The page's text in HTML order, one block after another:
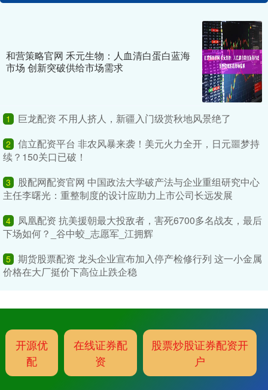
和营策略官网 禾元生物：人血清白蛋白蓝海
市场 创新突破供给市场需求
1 巨龙配资 不用人挤人，新疆入门级赏秋地风景绝了
2
信立配资平台 非农风暴来袭！美元火力全开，日元噩梦持
续？150关口已破！
3
股配网配资官网 中国政法大学破产法与企业重组研究中心
主任李曙光：重整制度的设计应助力上市公司长远发展
4
凤凰配资 抗美援朝最大投敌者，害死6700多名战友，最后
下场如何？_谷中蛟_志愿军_江拥辉
5 期货股票配资 龙头企业宣布加入停产检修行列 这一小金属
价格在大厂挺价下高位止跌企稳
开源优
配
在线证券配
资
股票炒股证券配资开
户